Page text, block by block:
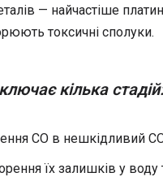
— найчастіше
токсичні сполуки.
кілька стадій:
CO в нешкідливий
їх залишків у воду